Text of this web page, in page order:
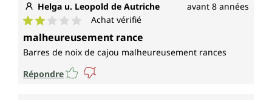
Helga u. Leopold de Autriche avant 8 années
Note moyenne de 2 sur 5 étoiles
Achat vérifié
malheureusement rance
Barres de noix de cajou malheureusement rances
Répondre